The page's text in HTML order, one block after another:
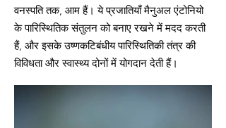
वनस्पति तक, आम हैं। ये प्रजातियाँ मैनुअल एंटोनियो
के पारिस्थितिक संतुलन को बनाए रखने में मदद करती
हैं, और इसके उष्णकटिबंधीय पारिस्थितिकी तंत्र की
विविधता और स्वास्थ्य दोनों में योगदान देती हैं।